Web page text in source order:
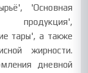
'Основная
продукция',
тары', а также
жирности.
дневной